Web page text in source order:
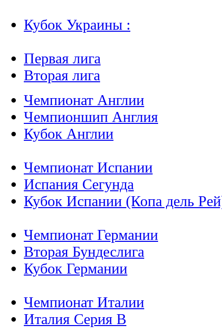
Кубок Украины :
Первая лига
Вторая лига
Чемпионат Англии
Чемпионшип Англия
Кубок Англии
Чемпионат Испании
Испания Сегунда
Кубок Испании (Копа дель
Чемпионат Германии
Вторая Бундеслига
Кубок Германии
Чемпионат Италии
Италия Серия B